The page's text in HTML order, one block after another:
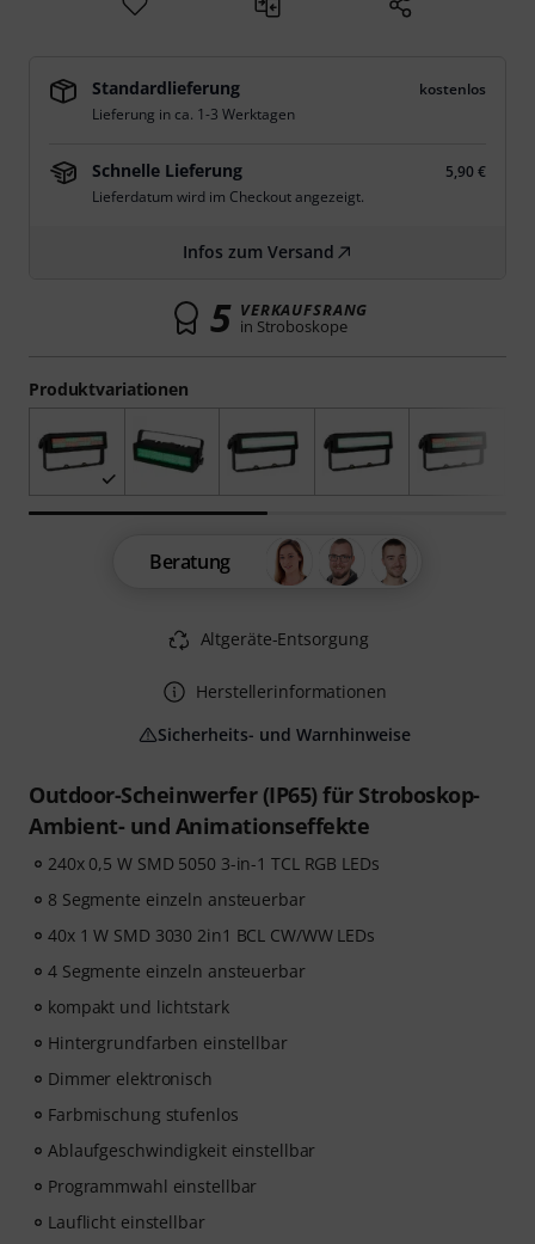
Outdoor-Scheinwerfer (IP65) für Stroboskop-
Ambient- und Animationseffekte
240x 0,5 W SMD 5050 3-in-1 TCL RGB LEDs
8 Segmente einzeln ansteuerbar
40x 1 W SMD 3030 2in1 BCL CW/WW LEDs
4 Segmente einzeln ansteuerbar
kompakt und lichtstark
Hintergrundfarben einstellbar
Dimmer elektronisch
Farbmischung stufenlos
Ablaufgeschwindigkeit einstellbar
Programmwahl einstellbar
Lauflicht einstellbar
Produktvariationen
Standardlieferung
kostenlos
Lieferung in ca. 1-3 Werktagen
Schnelle Lieferung
5,90 €
Lieferdatum wird im Checkout angezeigt.
Infos zum Versand
5 VERKAUFSRANG
in Stroboskope
Beratung
Altgeräte-Entsorgung
Herstellerinformationen
Sicherheits- und Warnhinweise